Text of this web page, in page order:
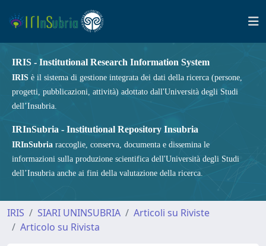
IRIS - Institutional Research Information System
IRIS è il sistema di gestione integrata dei dati della ricerca (persone,
progetti, pubblicazioni, attività) adottato dall'Università degli Studi
dell’Insubria.
IRInSubria - Institutional Repository Insubria
IRInSubria raccoglie, conserva, documenta e dissemina le
informazioni sulla produzione scientifica dell'Università degli Studi
dell’Insubria anche ai fini della valutazione della ricerca.
IRIS SIARI UNINSUBRIA
Articoli su Riviste
Articolo su Rivista